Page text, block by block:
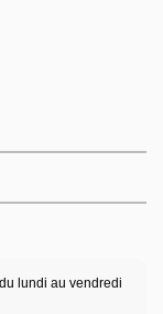
lundi au vendredi